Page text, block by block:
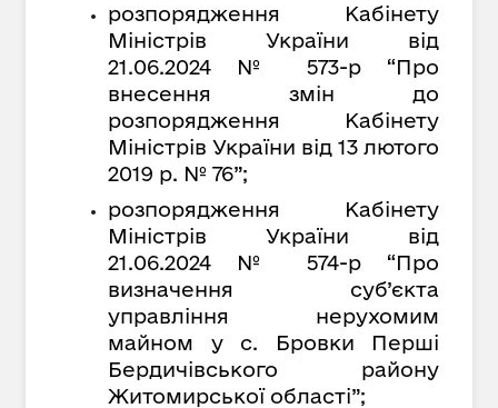
розпорядження Кабінету
Міністрів України від
21.06.2024 № 573-р “Про
внесення змін до
розпорядження Кабінету
Міністрів України від 13 лютого
2019 р. № 76”;
розпорядження Кабінету
Міністрів України від
21.06.2024 № 574-р “Про
визначення суб’єкта
управління нерухомим
майном у с. Бровки Перші
Бердичівського району
Житомирської області”;